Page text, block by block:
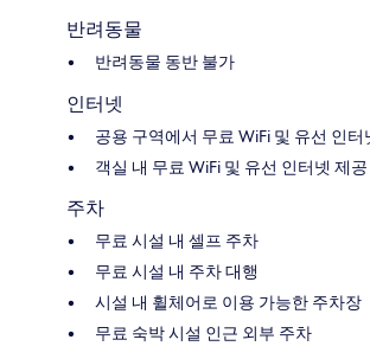
반려동물
반려동물 동반 불가
인터넷
공용 구역에서 무료 WiFi 및 유선 인터
객실 내 무료 WiFi 및 유선 인터넷 제공
주차
무료 시설 내 셀프 주차
무료 시설 내 주차 대행
시설 내 휠체어로 이용 가능한 주차장
무료 숙박 시설 인근 외부 주차